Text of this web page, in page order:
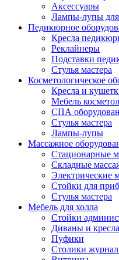
Аксессуары
Лампы-лупы
Педикюрное
Кресла
Реклайнеры
Подставки
Стулья мастера
Косметологическое
Кресла и
Мебель
СПА
Стулья мастера
Лампы-лупы
Массажное
Стационарные
Складные
Электрические
Стойки для
Стулья мастера
Мебель для холла
Стойки
Диваны и
Пуфики
Столики